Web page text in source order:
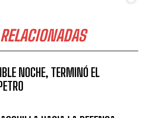
NOCHE, TERMINÓ EL